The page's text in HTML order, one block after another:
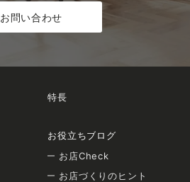
お問い合わせ
特長
お役立ちブログ
お店Check
お店づくりのヒント